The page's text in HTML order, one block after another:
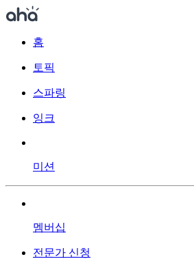
홈
토픽
스파링
잉크
미션
멤버십
전문가 신청